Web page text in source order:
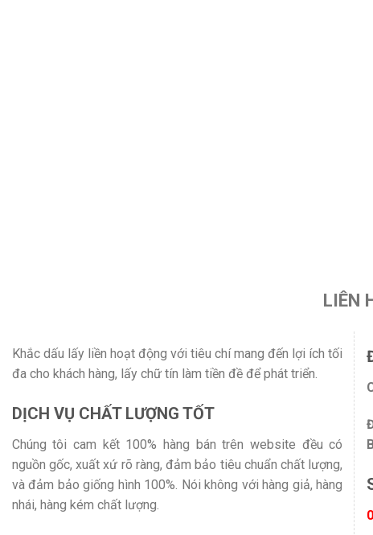
LIÊN
Khắc dấu lấy liền hoạt động với tiêu chí mang đến lợi ích tối
đa cho khách hàng, lấy chữ tín làm tiền đề để phát triển.
DỊCH VỤ CHẤT LƯỢNG TỐT
Chúng tôi cam kết 100% hàng bán trên website đều có
nguồn gốc, xuất xứ rõ ràng, đảm bảo tiêu chuẩn chất lượng,
và đảm bảo giống hình 100%. Nói không với hàng giả, hàng
nhái, hàng kém chất lượng.